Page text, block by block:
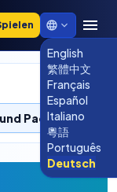
English
繁體中文
Français
Español
Italiano
粵語
Português
Deutsch
Pack-Wert
Karten,